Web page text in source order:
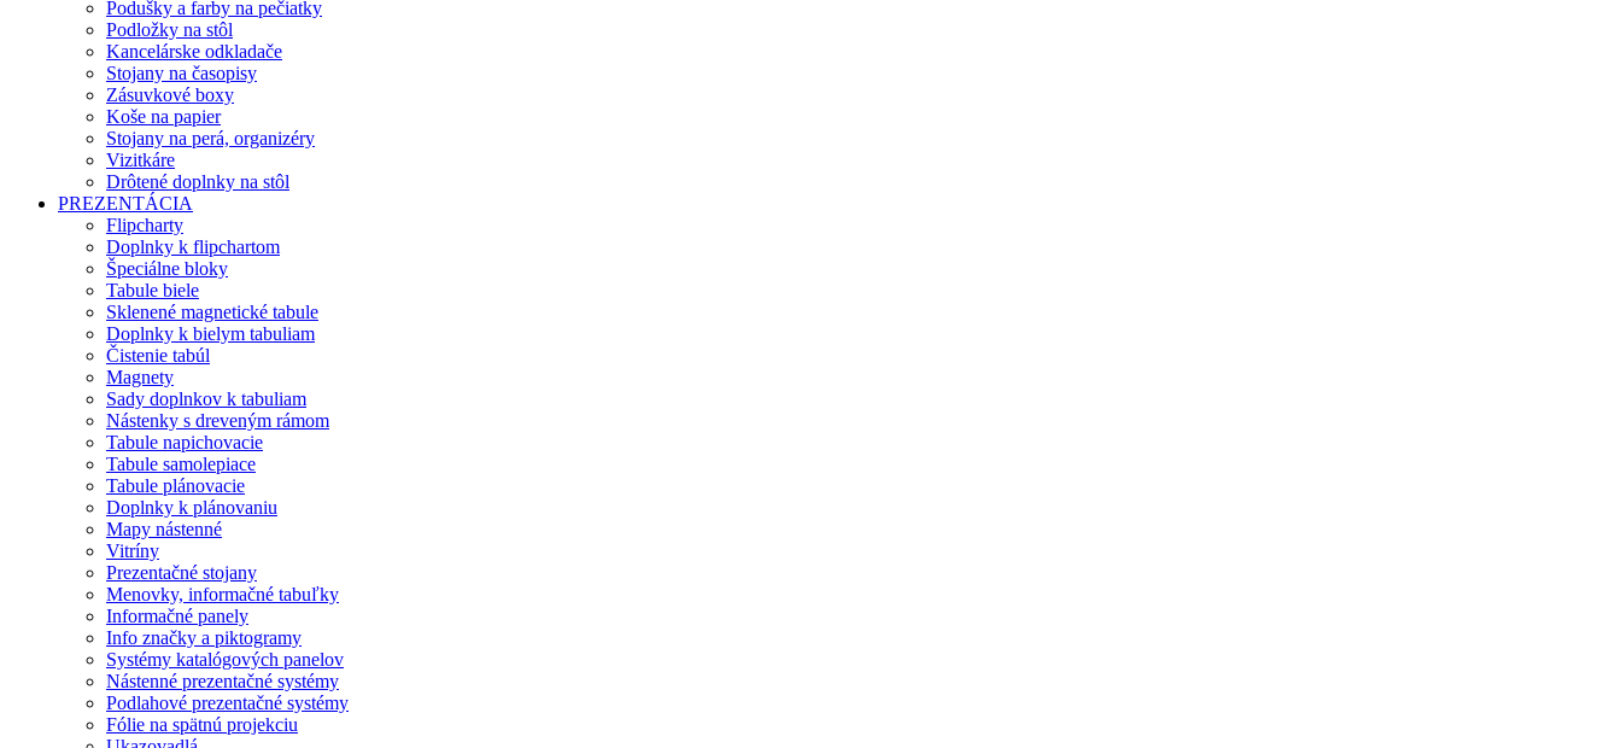
Podušky a farby na pečiatky
Podložky na stôl
Kancelárske odkladače
Stojany na časopisy
Zásuvkové boxy
Koše na papier
Stojany na perá, organizéry
Vizitkáre
Drôtené doplnky na stôl
PREZENTÁCIA
Flipcharty
Doplnky k flipchartom
Špeciálne bloky
Tabule biele
Sklenené magnetické tabule
Doplnky k bielym tabuliam
Čistenie tabúl
Magnety
Sady doplnkov k tabuliam
Nástenky s dreveným rámom
Tabule napichovacie
Tabule samolepiace
Tabule plánovacie
Doplnky k plánovaniu
Mapy nástenné
Vitríny
Prezentačné stojany
Menovky, informačné tabuľky
Informačné panely
Info značky a piktogramy
Systémy katalógových panelov
Nástenné prezentačné systémy
Podlahové prezentačné systémy
Fólie na spätnú projekciu